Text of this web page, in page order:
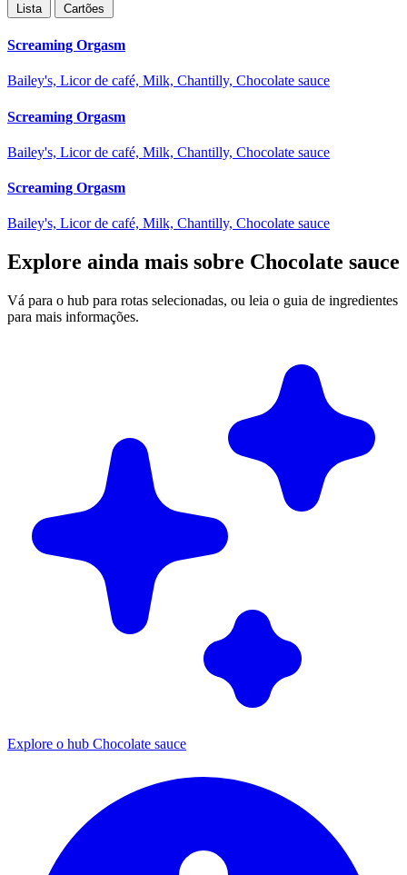
Lista Cartões
Screaming Orgasm
Bailey's, Licor de café, Milk, Chantilly, Chocolate sauce
Screaming Orgasm
Bailey's, Licor de café, Milk, Chantilly, Chocolate sauce
Screaming Orgasm
Bailey's, Licor de café, Milk, Chantilly, Chocolate sauce
Explore ainda mais sobre Chocolate sauce
Vá para o hub para rotas selecionadas, ou leia o guia de ingredientes
para mais informações.
Explore o hub Chocolate sauce